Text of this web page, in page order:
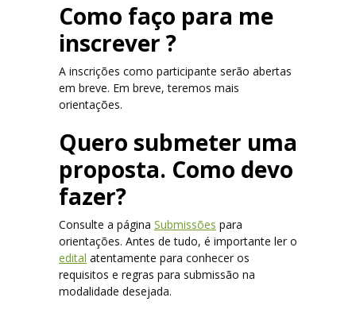
Como faço para me
inscrever ?
A inscrições como participante serão abertas
em breve. Em breve, teremos mais
orientações.
Quero submeter uma
proposta. Como devo
fazer?
Consulte a página Submissões para
orientações. Antes de tudo, é importante ler o
edital atentamente para conhecer os
requisitos e regras para submissão na
modalidade desejada.